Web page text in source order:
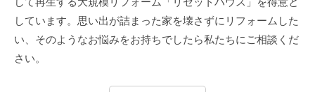
しています。思い出が詰まった家を壊さずにリフォームした
い、そのようなお悩みをお持ちでしたら私たちにご相談くだ
さい。